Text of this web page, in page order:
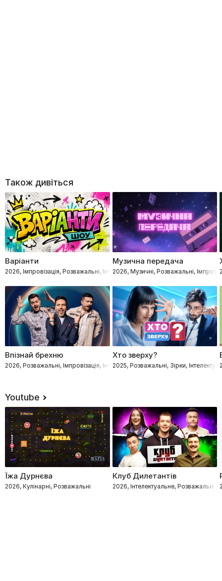
Також дивіться
Варіанти
2026, Імпровізація, Розважальні, Інтелектуальне
Музична передача
2026, Музичні, Розважальні,
Впізнай брехню
2026, Розважальні, Імпровізація, Інтелектуальне
Хто зверху?
2025, Розважальні, Зірки,
Youtube
Їжа Дурнєва
2026, Кулінарні, Розважальні
Клуб Дилетантів
2026, Інтелектуальне, Розважальні